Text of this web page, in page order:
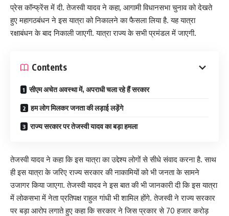
प्रेस कॉन्फ्रेंस में दी. तेजस्वी यादव ने कहा, आगामी विधानसभा चुनाव को देखते
हुए महागठबंधन ने इस यात्रा को निकालने का फैसला लिया है. यह यात्रा
रक्षाबंधन के बाद निकाली जाएगी. यात्रा राज्य के सभी प्रमंडल में जाएगी.
Contents
सीएम अचेत अवस्था में, अपराधी चला रहे हैं सरकार
हम लोग मिलकर जनता की लड़ाई लड़ेंगे
राज्य सरकार पर तेजस्वी यादव का बड़ा हमला
तेजस्वी यादव ने कहा कि इस यात्रा का उद्देश्य लोगों से सीधे संवाद करना है. साथ
ही इस यात्रा के जरिए राज्य सरकार की नाकामियों को भी जनता के सामने
उजागर किया जाएगा. तेजस्वी यादव ने इस बात की भी जानकारी दी कि इस यात्रा
में लोकसभा में नेता प्रतिपक्ष राहुल गांधी भी शामिल होंगे. तेजस्वी ने राज्य सरकार
पर बड़ा आरोप लगाते हुए कहा कि सरकार ने जिस प्रकार से 70 हजार करोड़